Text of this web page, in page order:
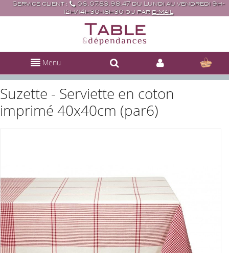
Service client :
06.07.83.98.47 du Lundi au vendredi 9h-
12h/14h30-18h30 ou par e-mail
Menu
Suzette - Serviette en coton
imprimé 40x40cm (par6)